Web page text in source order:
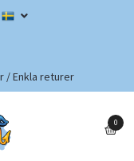
/ Enkla returer
0